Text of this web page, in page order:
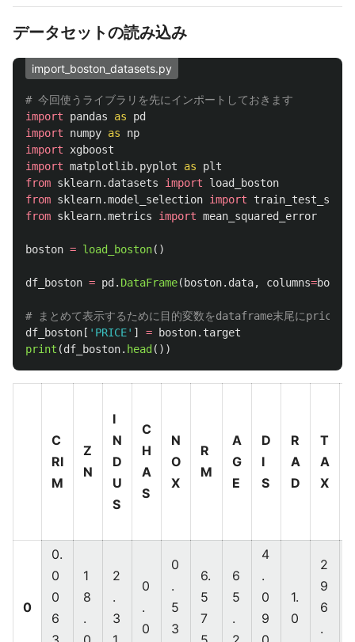
データセットの読み込み
import_boston_datasets.py
import
pandas as
pd
import
numpy as
np
import
xgboost
import matplotlib.pyplot as
plt
from sklearn.datasets import
load_boston
from sklearn.model_selection import
train_test_split
from sklearn.metrics import mean_squared_error
boston = load_boston()
df_boston = pd . DataFrame( boston. data, columns=boston
df_boston [ ' PRICE' ] = boston. target
print (df_boston. head ())
C
RI
M
Z
N
I
N
D
U
S
C
H
A
S
N
O
X
R
M
A
G
E
D
I
S
R
A
D
T
A
X
0
0.
0
0
6
1
8
.
2
.
3
0
.
0
0
.
5
3
6.
5
7
6
5
.
4
.
0
9
1.
0
2
9
6
.